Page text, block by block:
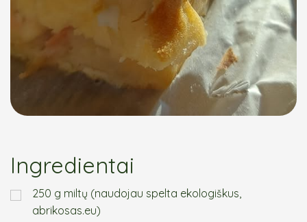
Ingredientai
250 g miltų (naudojau spelta ekologiškus,
abrikosas.eu)